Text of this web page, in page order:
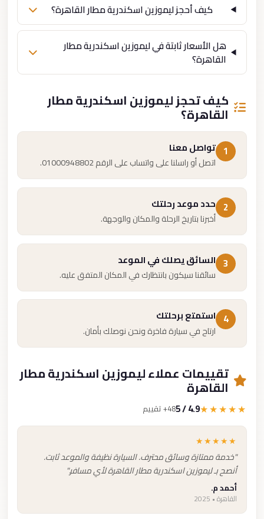
كيف أحجز ليموزين اسكندرية مطار القاهرة؟
هل الأسعار ثابتة في ليموزين اسكندرية مطار
القاهرة؟
كيف تحجز ليموزين اسكندرية مطار
القاهرة؟
1 تواصل معنا
اتصل أو راسلنا على واتساب على الرقم 01000948802.
2 حدد موعد رحلتك
أخبرنا بتاريخ الرحلة والمكان والوجهة.
3 السائق يصلك في الموعد
سائقنا سيكون بانتظارك في المكان المتفق عليه.
4 استمتع برحلتك
ارتاح في سيارة فاخرة ونحن نوصلك بأمان.
تقييمات عملاء ليموزين اسكندرية مطار
القاهرة
★★★★★
4.9 / 5 48+ تقييم
★★★★★
"خدمة ممتازة وسائق محترف. السيارة نظيفة والموعد ثابت.
أنصح بـ ليموزين اسكندرية مطار القاهرة لأي مسافر."
أحمد م.
القاهرة • 2025